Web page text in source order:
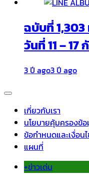
ฉบับที่
วันที่ 11 – 17
3 ปี ago3 ปี ago
เกี่ยวกับเรา
นโยบายคุ้มครองข้
ข้อกำหนดและเงื่อน
แผนที่
+ข่าวเด่น